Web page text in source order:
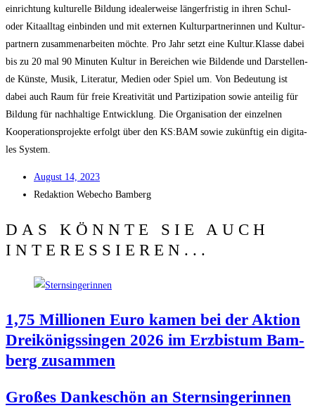
ein­rich­tung kul­tu­rel­le Bil­dung idea­ler­wei­se län­ger­fris­tig in ihren Schul-
oder Kitaall­tag ein­bin­den und mit exter­nen Kul­tur­part­ne­rin­nen und Kul­tur­
part­nern zusam­men­ar­bei­ten möch­te. Pro Jahr setzt eine Kultur.Klasse dabei
bis zu 20 mal 90 Minu­ten Kul­tur in Berei­chen wie Bil­den­de und Dar­stel­len­
de Küns­te, Musik, Lite­ra­tur, Medi­en oder Spiel um. Von Bedeu­tung ist
dabei auch Raum für freie Krea­ti­vi­tät und Par­ti­zi­pa­ti­on sowie antei­lig für
Bil­dung für nach­hal­ti­ge Ent­wick­lung. Die Orga­ni­sa­ti­on der ein­zel­nen
Koope­ra­ti­ons­pro­jek­te erfolgt über den KS:BAM sowie zukünf­tig ein digi­ta­
les System.
August 14, 2023
Redak­ti­on Web­echo Bamberg
DAS KÖNNTE SIE AUCH
INTERESSIEREN...
1,75 Mil­lio­nen Euro kamen bei der Akti­on
Drei­kö­nigs­sin­gen 2026 im Erz­bis­tum Bam­
berg zusammen
Gro­ßes Dan­ke­schön an Stern­sin­ge­rin­nen